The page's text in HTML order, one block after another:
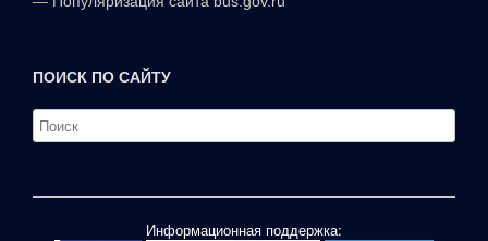
ПОИСК ПО САЙТУ
Информационная поддержка: